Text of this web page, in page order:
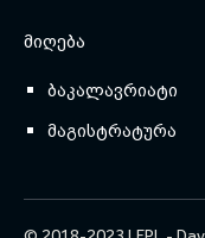
ᲛᲘᲦᲔᲑᲐ
ბაკალავრიატი
მაგისტრატურა